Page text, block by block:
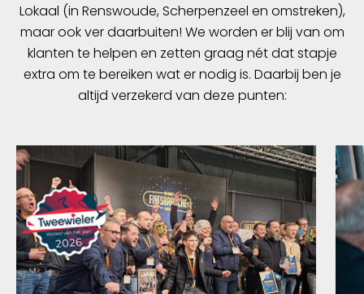
Lokaal (in Renswoude, Scherpenzeel en omstreken),
maar ook ver daarbuiten! We worden er blij van om
klanten te helpen en zetten graag nét dat stapje
extra om te bereiken wat er nodig is. Daarbij ben je
altijd verzekerd van deze punten: